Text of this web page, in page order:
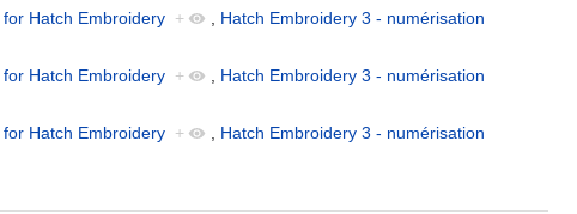
Hatch Embroidery +
Hatch Embroidery 3 - numérisation
Hatch Embroidery +
Hatch Embroidery 3 - numérisation
Hatch Embroidery +
Hatch Embroidery 3 - numérisation